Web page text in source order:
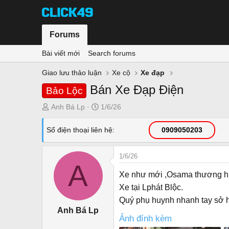
Forums
Bài viết mới Search forums
Giao lưu thảo luận Xe cộ Xe đạp
Bảo Lộc Bán Xe Đạp Điện
T
r
s
Anh Bá Lp
N
à
i
1/6/26
Số điện thoại liên hệ 0909050203
A
Anh Bá Lp
1/6/26
Xe như mới ,Osama thương
Xe tại Lphát Blộc.
Quý phụ huynh nhanh tay sở
Ảnh đính kèm